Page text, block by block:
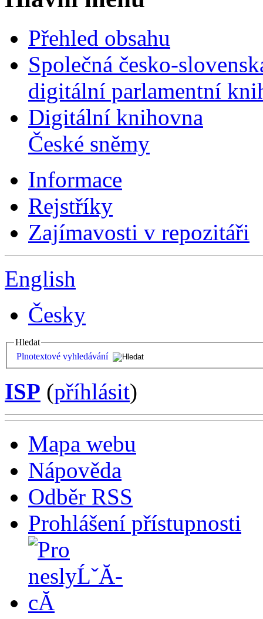
Přehled obsahu
Společná česko-
digitální parlamentní
Digitální knihovna
České sněmy
Informace
Rejstříky
Zajímavosti v repozitáři
English
Česky
Hledat
Plnotextové vyhledávání
ISP (příhlásit)
Mapa webu
Nápověda
Odběr RSS
Prohlášení přístupnosti